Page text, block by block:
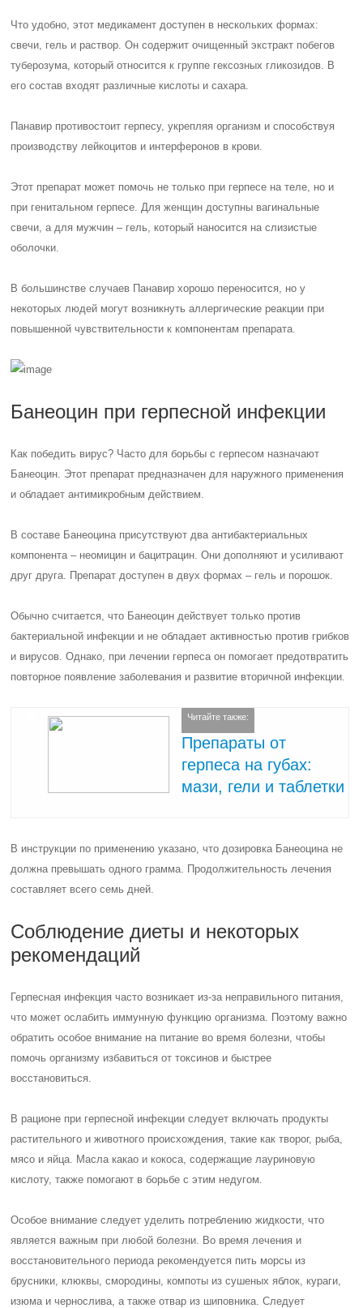
Что удобно, этот медикамент доступен в нескольких формах:
свечи, гель и раствор. Он содержит очищенный экстракт побегов
туберозума, который относится к группе гексозных гликозидов. В
его состав входят различные кислоты и сахара.
Панавир противостоит герпесу, укрепляя организм и способствуя
производству лейкоцитов и интерферонов в крови.
Этот препарат может помочь не только при герпесе на теле, но и
при генитальном герпесе. Для женщин доступны вагинальные
свечи, а для мужчин – гель, который наносится на слизистые
оболочки.
В большинстве случаев Панавир хорошо переносится, но у
некоторых людей могут возникнуть аллергические реакции при
повышенной чувствительности к компонентам препарата.
Банеоцин при герпесной инфекции
Как победить вирус? Часто для борьбы с герпесом назначают
Банеоцин. Этот препарат предназначен для наружного применения
и обладает антимикробным действием.
В составе Банеоцина присутствуют два антибактериальных
компонента – неомицин и бацитрацин. Они дополняют и усиливают
друг друга. Препарат доступен в двух формах – гель и порошок.
Обычно считается, что Банеоцин действует только против
бактериальной инфекции и не обладает активностью против грибков
и вирусов. Однако, при лечении герпеса он помогает предотвратить
повторное появление заболевания и развитие вторичной инфекции.
Читайте также:
Препараты от
герпеса на губах:
мази, гели и таблетки
В инструкции по применению указано, что дозировка Банеоцина не
должна превышать одного грамма. Продолжительность лечения
составляет всего семь дней.
Соблюдение диеты и некоторых
рекомендаций
Герпесная инфекция часто возникает из-за неправильного питания,
что может ослабить иммунную функцию организма. Поэтому важно
обратить особое внимание на питание во время болезни, чтобы
помочь организму избавиться от токсинов и быстрее
восстановиться.
В рационе при герпесной инфекции следует включать продукты
растительного и животного происхождения, такие как творог, рыба,
мясо и яйца. Масла какао и кокоса, содержащие лауриновую
кислоту, также помогают в борьбе с этим недугом.
Особое внимание следует уделить потреблению жидкости, что
является важным при любой болезни. Во время лечения и
восстановительного периода рекомендуется пить морсы из
брусники, клюквы, смородины, компоты из сушеных яблок, кураги,
изюма и чернослива, а также отвар из шиповника. Следует